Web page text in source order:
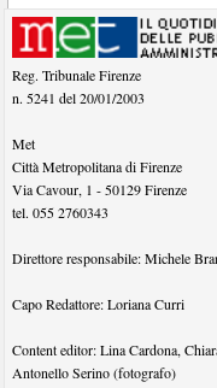
Reg. Tribunale Firenze
n. 5241 del 20/01/2003
Met
Città Metropolitana di Firenze
Via Cavour, 1 - 50129 Firenze
tel.055 2760343
Direttore responsabile:Michele
Capo Redattore:Loriana Curri
Content editor:Lina Cardona,
Antonello Serino (fotografo)